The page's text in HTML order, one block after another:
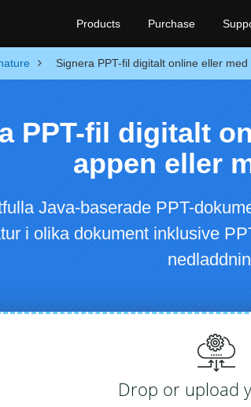
Products Purchase
Signera PPT-fil digitalt online eller med
PPT-fil digitalt
appen eller
Java-baserade PPT-
i olika dokument inklusive